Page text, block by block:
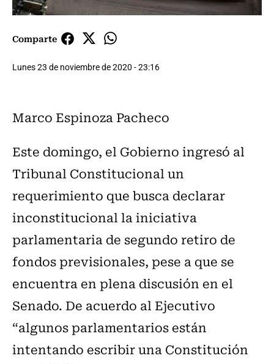
Comparte
Lunes 23 de noviembre de 2020 - 23:16
Marco Espinoza Pacheco
Este domingo, el Gobierno ingresó al
Tribunal Constitucional un
requerimiento que busca declarar
inconstitucional la iniciativa
parlamentaria de segundo retiro de
fondos previsionales, pese a que se
encuentra en plena discusión en el
Senado. De acuerdo al Ejecutivo
“algunos parlamentarios están
intentando escribir una Constitución